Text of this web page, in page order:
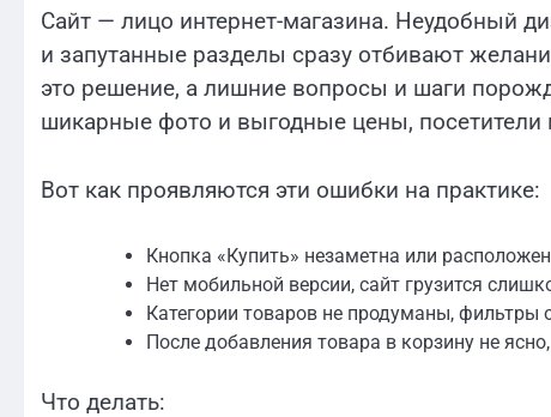
Сайт — лицо интернет-магазина. Неудобный
и запутанные разделы сразу отбивают
это решение, а лишние вопросы и шаги
шикарные фото и выгодные цены, посетители
Вот как проявляются эти ошибки на практике:
Кнопка «Купить» незаметна или
Нет мобильной версии, сайт грузится
Категории товаров не продуманы, фильтры
После добавления товара в корзину не
Что делать: